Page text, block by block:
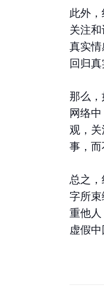
此外
关注
真实
回归真
那么
网络
观，
事，而
总之
字所
重他
虚假中